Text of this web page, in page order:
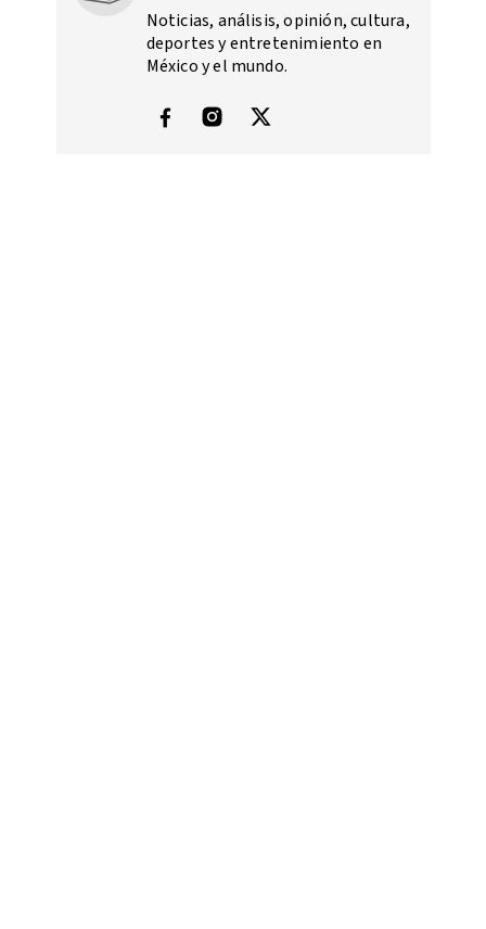
Noticias, análisis, opinión, cultura,
deportes y entretenimiento en
México y el mundo.